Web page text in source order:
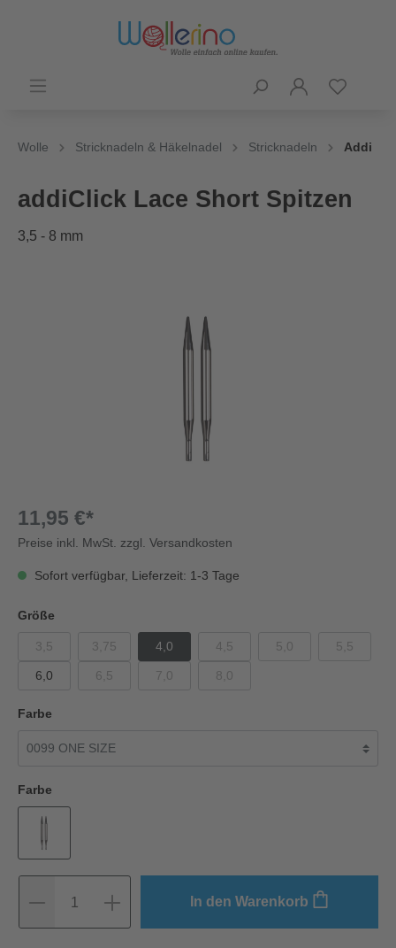
Wolle Stricknadeln & Häkelnadel Stricknadeln Addi
addiClick Lace Short Spitzen
3,5 - 8 mm
11,95 €*
Preise inkl. MwSt. zzgl. Versandkosten
Sofort verfügbar, Lieferzeit: 1-3 Tage
Größe
3,5 3,75 4,0 4,5 5,0 5,5
6,0 6,5 7,0 8,0
Farbe
Farbe
1 In den Warenkorb